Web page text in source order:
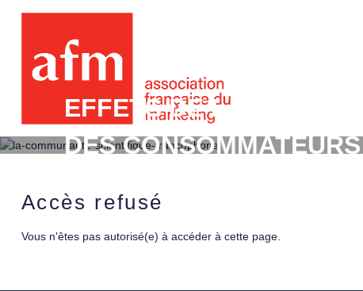
EFFETS DE LA
DES
Accès refusé
Vous n'êtes pas autorisé(e) à accéder à cette page.